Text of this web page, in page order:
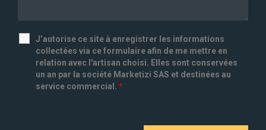
J’autorise ce site à enregistrer les informations
collectées via ce formulaire afin de me mettre en
relation avec l'artisan choisi. Elles sont conservées
un an par la société Marketizi SAS et destinées au
service commercial. *